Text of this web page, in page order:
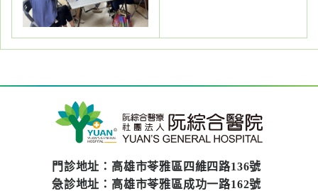
門診地址：高雄市苓雅區四維四路136號
急診地址：高雄市苓雅區成功一路162號